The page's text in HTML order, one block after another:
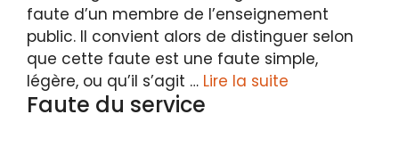
faute d’un membre de l’enseignement
public. Il convient alors de distinguer selon
que cette faute est une faute simple,
légère, ou qu’il s’agit … Lire la suite
Faute du service